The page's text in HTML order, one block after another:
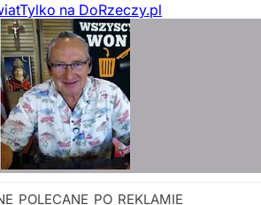
Tylko na DoRzeczy.pl